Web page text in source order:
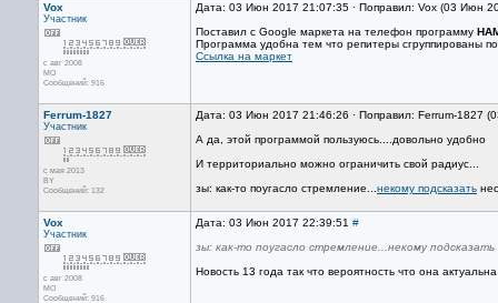
Vox
Участник
с авг 2008
МО
Сообщений: 916
Дата: 03 Июн 2017 21:07:35 · Поправил: Vox (03 Июн
Поставил с Google маркета на телефон программу
Программа удобна тем что репитеры сгруппированы
Ссылка на маркет
Ferrum-1827
Участник
с мая 2013
BY
Сообщений: 132
Дата: 03 Июн 2017 21:46:26 · Поправил: Ferrum-1827
А да, этой программой пользуюсь....довольно удобно
И территориально можно ограничить свой радиус...
зы: как-то поугасло стремление... некому подсказать
Vox
Участник
с авг 2008
МО
Сообщений: 916
Дата: 03 Июн 2017 22:39:51 #
зы: как-то поугасло стремление...некому подсказать
Новость 13 года так что вероятность что она